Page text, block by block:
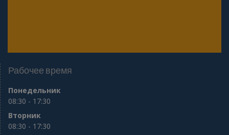
Рабочее время
Понедельник
08:30 - 17:30
Вторник
08:30 - 17:30